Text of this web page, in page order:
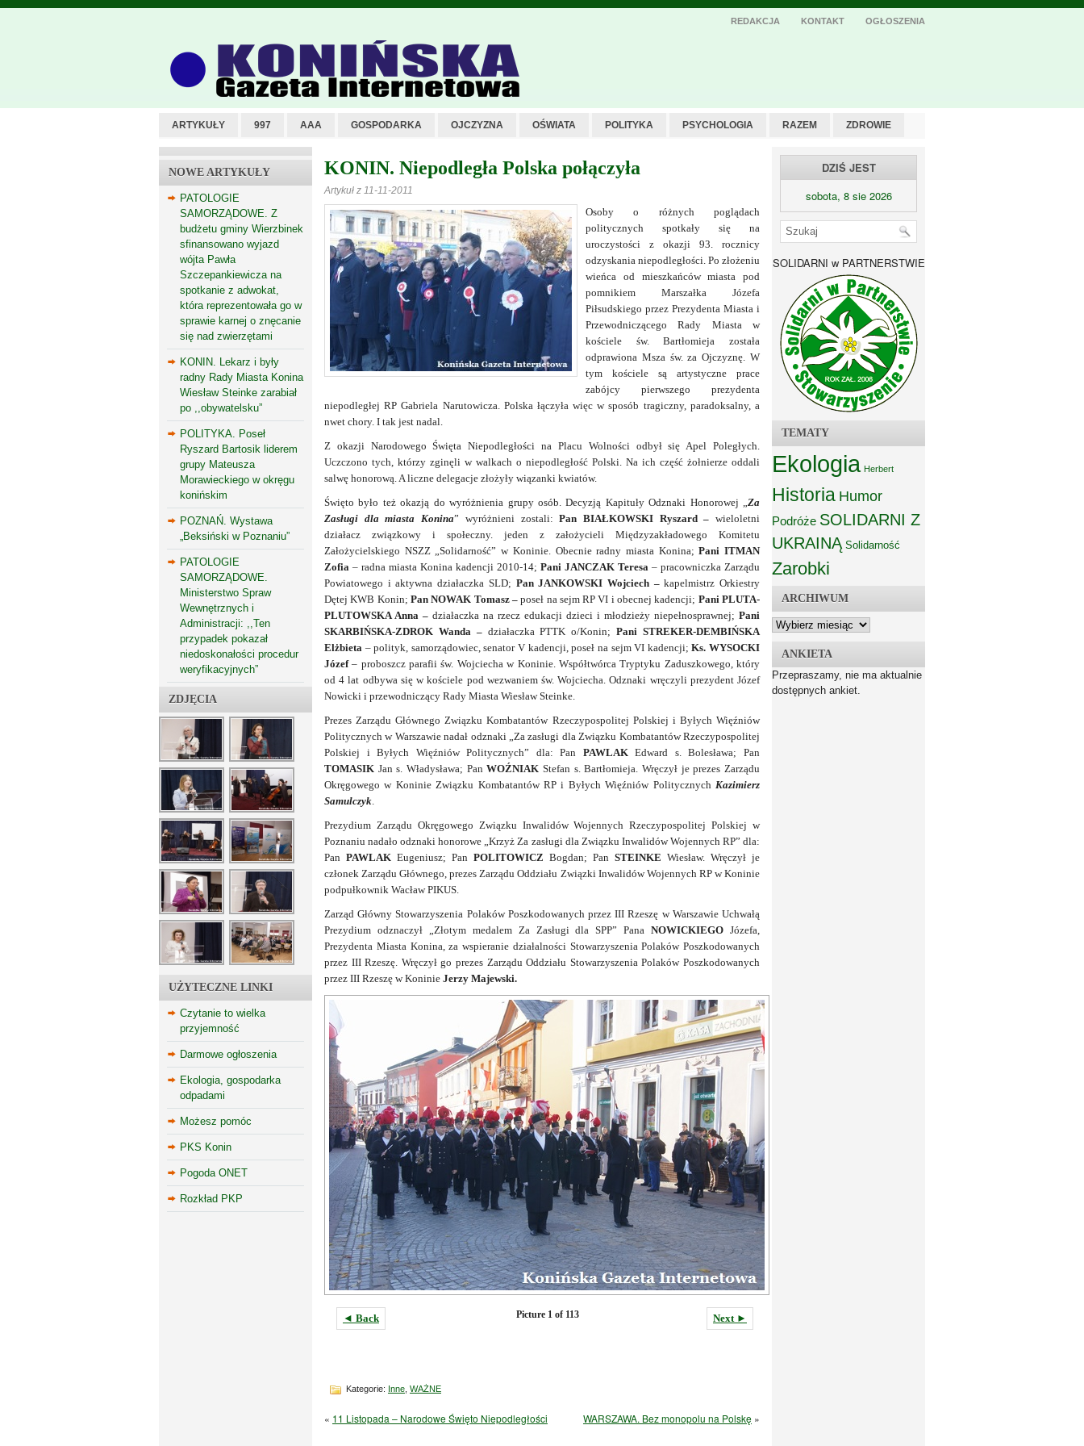
REDAKCJA KONTAKT OGŁOSZENIA
ARTYKUŁY 997 AAA GOSPODARKA OJCZYZNA OŚWIATA POLITYKA PSYCHOLOGIA RAZEM ZDROWIE
NOWE ARTYKUŁY
PATOLOGIE
SAMORZĄDOWE. Z
budżetu gminy Wierzbinek
sfinansowano wyjazd
wójta Pawła
Szczepankiewicza na
spotkanie z adwokat,
która reprezentowała go w
sprawie karnej o znęcanie
się nad zwierzętami
KONIN. Lekarz i były
radny Rady Miasta Konina
Wiesław Steinke zarabiał
po ,,obywatelsku”
POLITYKA. Poseł
Ryszard Bartosik liderem
grupy Mateusza
Morawieckiego w okręgu
konińskim
POZNAŃ. Wystawa
„Beksiński w Poznaniu”
PATOLOGIE
SAMORZĄDOWE.
Ministerstwo Spraw
Wewnętrznych i
Administracji: ,,Ten
przypadek pokazał
niedoskonałości procedur
weryfikacyjnych”
ZDJĘCIA
UŻYTECZNE LINKI
Czytanie to wielka
przyjemność
Darmowe ogłoszenia
Ekologia, gospodarka
odpadami
Możesz pomóc
PKS Konin
Pogoda ONET
Rozkład PKP
KONIN. Niepodległa Polska połączyła
Artykuł z 11-11-2011
Osoby o różnych poglądach
politycznych spotkały się na
uroczystości z okazji 93. rocznicy
odzyskania niepodległości. Po złożeniu
wieńca od mieszkańców miasta pod
pomnikiem Marszałka Józefa
Piłsudskiego przez Prezydenta Miasta i
Przewodniczącego Rady Miasta w
kościele św. Bartłomieja została
odprawiona Msza św. za Ojczyznę. W
tym kościele są artystyczne prace
zabójcy pierwszego prezydenta
niepodległej RP Gabriela Narutowicza. Polska łączyła więc w sposób tragiczny, paradoksalny, a
nwet chory. I tak jest nadal.
Z okazji Narodowego Święta Niepodległości na Placu Wolności odbył się Apel Poległych.
Uczczono tych, którzy zginęli w walkach o niepodległość Polski. Na ich część żołnierze oddali
salwę honorową. A liczne delegacje złożyły wiązanki kwiatów.
Święto było też okazją do wyróżnienia grupy osób. Decyzją Kapituły Odznaki Honorowej „Za
Zasługi dla miasta Konina” wyróżnieni zostali: Pan BIAŁKOWSKI Ryszard –wieloletni
działacz związkowy i społeczny. jeden z założycieli Międzyzakładowego Komitetu
Założycielskiego NSZZ „Solidarność” w Koninie. Obecnie radny miasta Konina; Pani ITMAN
Zofia – radna miasta Konina kadencji 2010-14; Pani JANCZAK Teresa – pracowniczka Zarządu
Powiatowego i aktywna działaczka SLD; Pan JANKOWSKI Wojciech –kapelmistrz Orkiestry
Dętej KWB Konin; Pan NOWAK Tomasz –poseł na sejm RP VI i obecnej kadencji; Pani PLUTA-
PLUTOWSKA Anna – działaczka na rzecz edukacji dzieci i młodzieży niepełnosprawnej; Pani
SKARBIŃSKA-ZDROK Wanda – działaczka PTTK o/Konin;Pani STREKER-DEMBIŃSKA
Elżbieta – polityk, samorządowiec, senator V kadencji, poseł na sejm VI kadencji;Ks. WYSOCKI
Józef– proboszcz parafii św. Wojciecha w Koninie. Współtwórca Tryptyku Zaduszkowego, który
od 4 lat odbywa się w kościele pod wezwaniem św. Wojciecha. Odznaki wręczyli prezydent Józef
Nowicki i przewodniczący Rady Miasta Wiesław Steinke.
Prezes Zarządu Głównego Związku Kombatantów Rzeczypospolitej Polskiej i Byłych Więźniów
Politycznych w Warszawie nadał odznaki „Za zasługi dla Związku Kombatantów Rzeczypospolitej
Polskiej i Byłych Więźniów Politycznych” dla: Pan PAWLAKEdward s. Bolesława;Pan
TOMASIK Jan s. Władysława; PanWOŹNIAK Stefan s. Bartłomieja. Wręczył je prezes Zarządu
Okręgowego w Koninie Związku Kombatantów RP i Byłych Więźniów Politycznych Kazimierz
Samulczyk.
Prezydium Zarządu Okręgowego Związku Inwalidów Wojennych Rzeczypospolitej Polskiej w
Poznaniu nadało odznaki honorowe „Krzyż Za zasługi dla Związku Inwalidów Wojennych RP” dla:
Pan PAWLAK Eugeniusz; Pan POLITOWICZ Bogdan; Pan STEINKE Wiesław. Wręczył je
członek Zarządu Głównego, prezes Zarządu Oddziału Związki Inwalidów Wojennych RP w Koninie
podpułkownik Wacław PIKUS.
Zarząd Główny Stowarzyszenia Polaków Poszkodowanych przez III Rzeszę w Warszawie Uchwałą
Prezydium odznaczył „Złotym medalem Za Zasługi dla SPP”PanaNOWICKIEGO Józefa,
Prezydenta Miasta Konina, za wspieranie działalności Stowarzyszenia Polaków Poszkodowanych
przez III Rzeszę. Wręczył go prezes Zarządu Oddziału Stowarzyszenia Polaków Poszkodowanych
przez III Rzeszę w Koninie Jerzy Majewski.
◄ Back Next ►
Picture 1 of 113
Kategorie: Inne WAŻNE
« 11 Listopada – Narodowe Święto Niepodległości WARSZAWA. Bez monopolu na Polskę »
DZIŚ JEST
sobota, 8 sie 2026
SOLIDARNI w PARTNERSTWIE
TEMATY
Ekologia Herbert
Historia Humor
Podróże SOLIDARNI Z
UKRAINĄ Solidarność
Zarobki
ARCHIWUM
ANKIETA
Przepraszamy, nie ma aktualnie
dostępnych ankiet.